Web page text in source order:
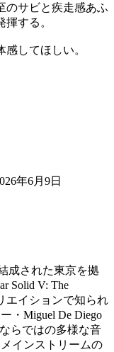
のサビと疾走感あふ
する。
してほしい。
年6月9日
成された東京を拠
Solid V: The
エイションで知られ
・Miguel De Diego
らではの多様な音
インストリームの